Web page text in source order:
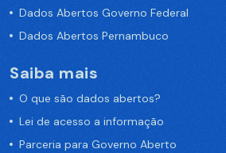
Dados Abertos Governo Federal
Dados Abertos Pernambuco
Saiba mais
O que são dados abertos?
Lei de acesso a informação
Parceria para Governo Aberto